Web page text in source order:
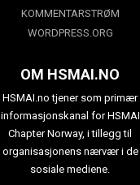
KOMMENTARSTRØM
WORDPRESS.ORG
OM HSMAI.NO
HSMAI.no tjener som primær
informasjonskanal for HSMAI
Chapter Norway, i tillegg til
organisasjonens nærvær i de
sosiale mediene.